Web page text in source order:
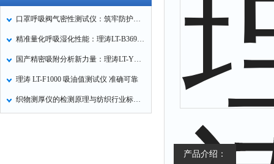
口罩呼吸阀气密性测试仪：筑牢防护口罩的质量关卡
精准量化呼吸湿化性能：理涛LT-B369湿化器数据采集装置技术解析
国产精密吸附分析新力量：理涛LT-Y019A全自动高压吸附仪的性能与应用解析
理涛 LT-F1000 吸油值测试仪 准确可靠
织物测厚仪的检测原理与纺织行业标准化应用
产品介绍：